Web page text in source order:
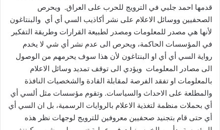
قدمها احمد جلبي في الترويج للحرب على العراق. ويحرص
الصحفيين ووسائل الاعلام على نشر أكاذيب السي أي أي والبنتاغون
لأنها هي مصدر للمعلومات ومصدر لطبيعة القرارات وطريقة التفكير
في المؤسسات الحاكمة، ويحرص الى عدم نشر أي شي لا يخدم
رواية السي أي أي او البنتاغون لأن هذا سوف يحرمهم من الوصول
الى مصادر المعلومات ويؤدي الى توقف تمديد وسائل الاعلام
بالمعلومات او تفقد الفرصة لمقابلة القادة والشخصيات النافذة
والمطلعة على الاحداث والسياسات. وتقوم مؤسسات مثل ألسي أي
أي بحملات منظمة لتغذية الاعلام بالروايات الرسمية، بل ان السي أي
أي حتى قام بتجنيد صحفيين معروفين للترويج لوجهات نظر هذه